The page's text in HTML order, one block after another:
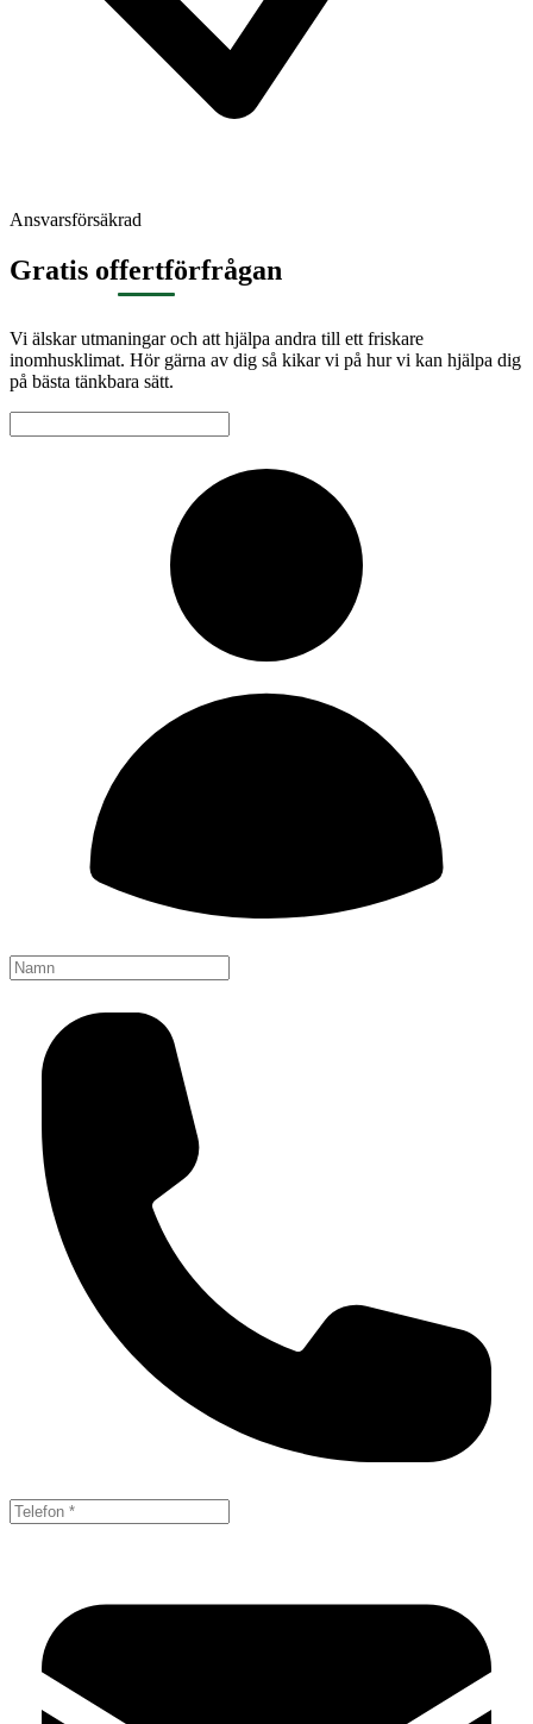
Ansvarsförsäkrad
Gratis offertförfrågan
Vi älskar utmaningar och att hjälpa andra till ett friskare
inomhusklimat. Hör gärna av dig så kikar vi på hur vi kan hjälpa dig
på bästa tänkbara sätt.